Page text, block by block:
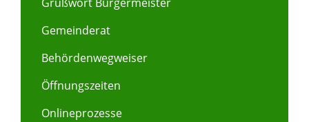
Grußwort Bürgermeister
Gemeinderat
Behördenwegweiser
Öffnungszeiten
Onlineprozesse